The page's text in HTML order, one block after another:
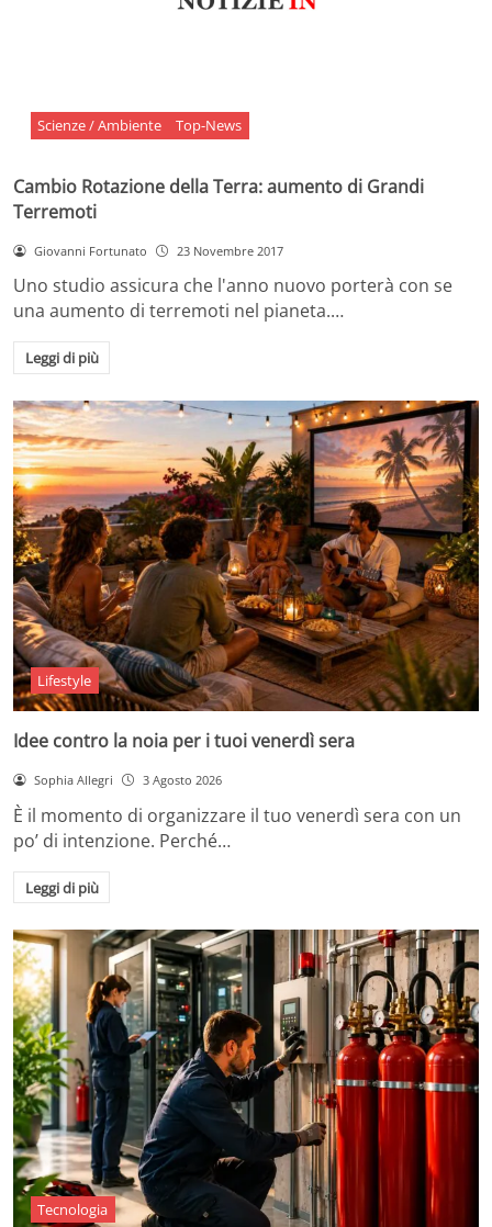
Scienze / Ambiente Top-News
Cambio Rotazione della Terra: aumento di Grandi
Terremoti
Giovanni Fortunato 23 Novembre 2017
Uno studio assicura che l'anno nuovo porterà con se
una aumento di terremoti nel pianeta.…
Leggi di più
Lifestyle
Idee contro la noia per i tuoi venerdì sera
Sophia Allegri 3 Agosto 2026
È il momento di organizzare il tuo venerdì sera con un
po’ di intenzione. Perché…
Leggi di più
Tecnologia